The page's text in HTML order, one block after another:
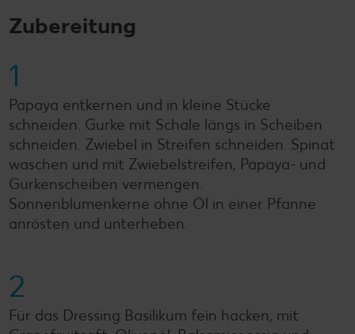
Zubereitung
1
Papaya entkernen und in kleine Stücke
schneiden. Gurke mit Schale längs in Scheiben
schneiden. Zwiebel in Streifen schneiden. Spinat
waschen und mit Zwiebelstreifen, Papaya- und
Gurkenscheiben vermengen.
Sonnenblumenkerne ohne Öl in einer Pfanne
anrösten und unterheben.
2
Für das Dressing Basilikum fein hacken, mit